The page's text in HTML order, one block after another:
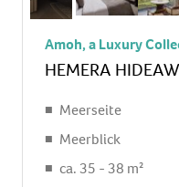
Amoh, a Luxury
HEMERA
Meerseite
Meerblick
ca. 35 - 38 m²